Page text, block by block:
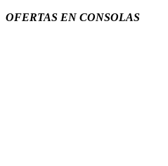
OFERTAS EN CONSOLAS